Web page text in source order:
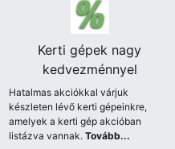
Kerti gépek nagy
kedvezménnyel
Hatalmas akciókkal várjuk
készleten lévő kerti gépeinkre,
amelyek a kerti gép akcióban
listázva vannak.Tovább...